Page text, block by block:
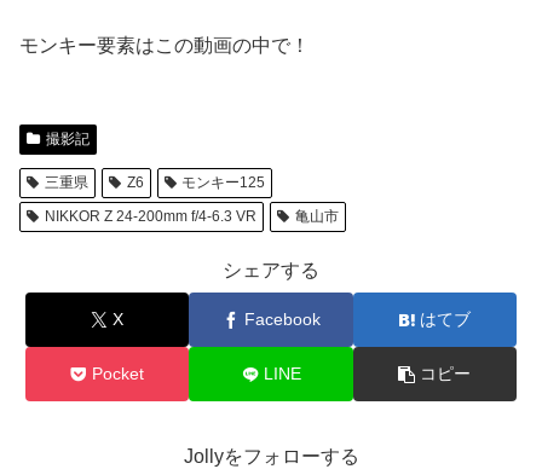
モンキー要素はこの動画の中で！
撮影記
三重県 Z6
モンキー125
NIKKOR Z 24-200mm f/4-6.3 VR
亀山市
シェアする
X Facebook はてブ
Pocket LINE コピー
Jollyをフォローする